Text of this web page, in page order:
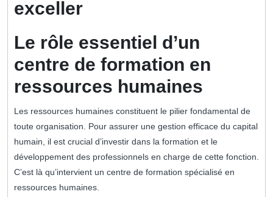
exceller
Le rôle essentiel d’un
centre de formation en
ressources humaines
Les ressources humaines constituent le pilier fondamental de
toute organisation. Pour assurer une gestion efficace du capital
humain, il est crucial d’investir dans la formation et le
développement des professionnels en charge de cette fonction.
C’est là qu’intervient un centre de formation spécialisé en
ressources humaines.